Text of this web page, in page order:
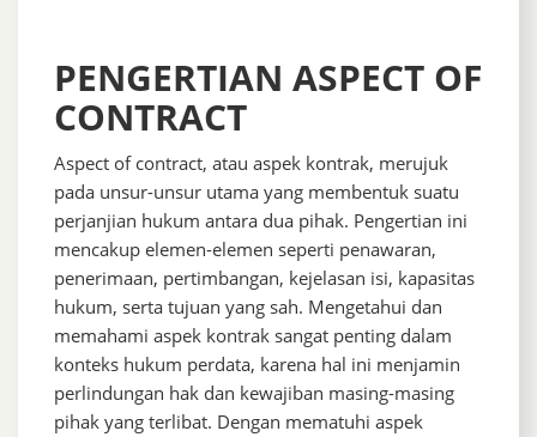
PENGERTIAN ASPECT OF
CONTRACT
Aspect of contract, atau aspek kontrak, merujuk
pada unsur-unsur utama yang membentuk suatu
perjanjian hukum antara dua pihak. Pengertian ini
mencakup elemen-elemen seperti penawaran,
penerimaan, pertimbangan, kejelasan isi, kapasitas
hukum, serta tujuan yang sah. Mengetahui dan
memahami aspek kontrak sangat penting dalam
konteks hukum perdata, karena hal ini menjamin
perlindungan hak dan kewajiban masing-masing
pihak yang terlibat. Dengan mematuhi aspek